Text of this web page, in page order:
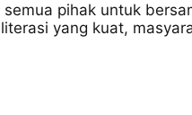
semua pihak untuk
yang kuat,